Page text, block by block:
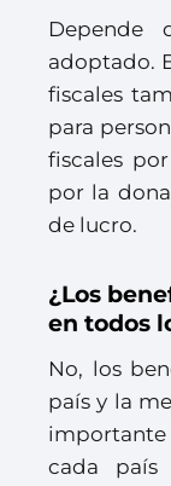
Depende
adoptado.
fiscales
para
fiscales
por la
de lucro.
¿Los
en todos
No, los
país y la
cada país